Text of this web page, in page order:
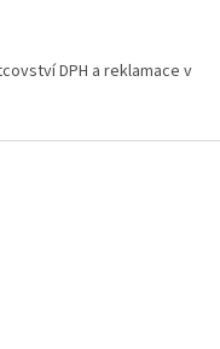
DPH a reklamace v